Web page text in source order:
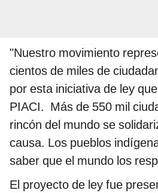
"Nuestro movimiento
cientos de miles de
por esta iniciativa de ley
PIACI. Más de 550 mil
rincón del mundo se
causa. Los pueblos
saber que el mundo los
El proyecto de ley fue